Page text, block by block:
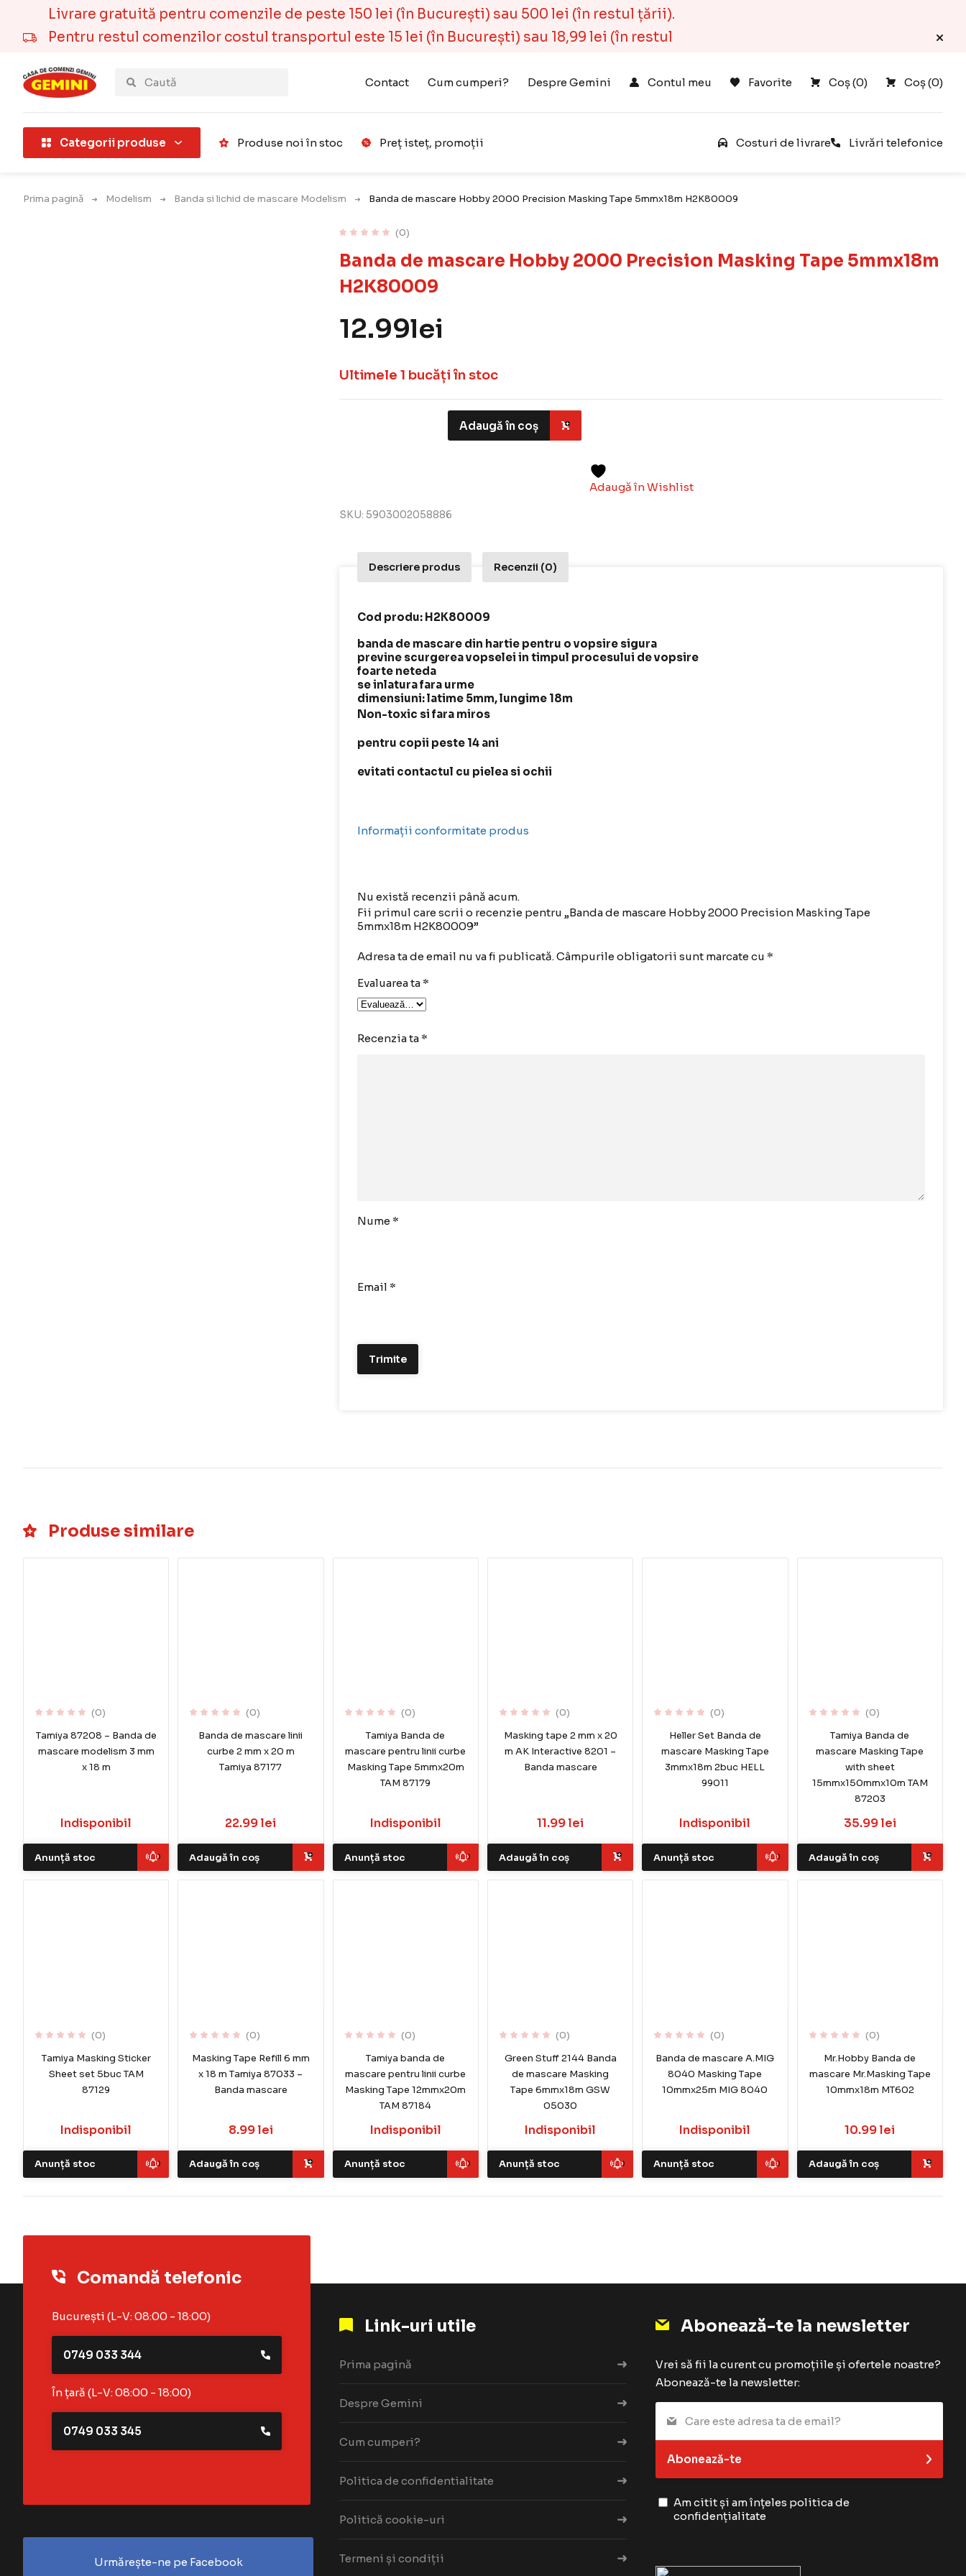
Livrare gratuită pentru comenzile de peste 150 lei (în București) sau 500 lei (în restul țării).
Pentru restul comenzilor costul transportul este 15 lei (în București) sau 18,99 lei (în restul
Contact Cum cumperi? Despre Gemini Contul meu Coș (0) Coș (0)
Favorite
Categorii produse Produse noi în stoc Preț isteț, promoții Costuri de livrare Livrări telefonice
Prima pagină Modelism Banda si lichid de mascare Modelism Banda de mascare Hobby 2000 Precision Masking Tape 5mmx18m H2K80009
(0)
Banda de mascare Hobby 2000 Precision Masking Tape 5mmx18m
H2K80009
12.99lei
Ultimele 1 bucăți în stoc
Adaugă în coș
Adaugă în Wishlist
SKU: 5903002058886
Descriere produs Recenzii (0)
Cod produ: H2K80009
banda de mascare din hartie pentru o vopsire sigura
previne scurgerea vopselei in timpul procesului de vopsire
foarte neteda
se inlatura fara urme
dimensiuni: latime 5mm, lungime 18m
Non-toxic si fara miros
pentru copii peste 14 ani
evitati contactul cu pielea si ochii
Informații conformitate produs
Nu există recenzii până acum.
Fii primul care scrii o recenzie pentru „Banda de mascare Hobby 2000 Precision Masking Tape
5mmx18m H2K80009”
Adresa ta de email nu va fi publicată.Câmpurile obligatorii sunt marcate cu *
Evaluarea ta*
Recenzia ta*
Nume*
Email *
Produse similare
(0)
Tamiya 87208 – Banda de
mascare modelism 3 mm
x 18 m
Indisponibil
Anunță stoc
(0)
Banda de mascare linii
curbe 2 mm x 20 m
Tamiya 87177
22.99 lei
Adaugă în coș
(0)
Tamiya Banda de
mascare pentru linii curbe
Masking Tape 5mmx20m
TAM 87179
Indisponibil
Anunță stoc
(0)
Masking tape 2 mm x 20
m AK Interactive 8201 –
Banda mascare
11.99 lei
Adaugă în coș
(0)
Heller Set Banda de
mascare Masking Tape
3mmx18m 2buc HELL
99011
Indisponibil
Anunță stoc
(0)
Tamiya Banda de
mascare Masking Tape
with sheet
15mmx150mmx10m TAM
87203
35.99 lei
Adaugă în coș
(0)
Tamiya Masking Sticker
Sheet set 5buc TAM
87129
Indisponibil
Anunță stoc
(0)
Masking Tape Refill 6 mm
x 18 m Tamiya 87033 –
Banda mascare
8.99 lei
Adaugă în coș
(0)
Tamiya banda de
mascare pentru linii curbe
Masking Tape 12mmx20m
TAM 87184
Indisponibil
Anunță stoc
(0)
Green Stuff 2144 Banda
de mascare Masking
Tape 6mmx18m GSW
05030
Indisponibil
Anunță stoc
(0)
Banda de mascare A.MIG
8040 Masking Tape
10mmx25m MIG 8040
Indisponibil
Anunță stoc
(0)
Mr.Hobby Banda de
mascare Mr.Masking Tape
10mmx18m MT602
10.99 lei
Adaugă în coș
Comandă telefonic
București (L-V: 08:00 - 18:00)
0749 033 344
În țară (L-V: 08:00 - 18:00)
0749 033 345
Urmărește-ne pe Facebook
Link-uri utile
Prima pagină
Despre Gemini
Cum cumperi?
Politica de confidentialitate
Politică cookie-uri
Termeni și condiții
Abonează-te la newsletter
Vrei să fii la curent cu promoțiile și ofertele noastre?
Abonează-te la newsletter:
Abonează-te
Am citit și am înțeles politica de
confidențialitate